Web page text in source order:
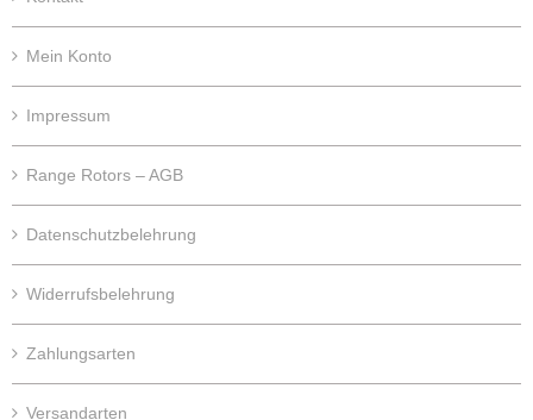
Mein Konto
Impressum
Range Rotors – AGB
Datenschutzbelehrung
Widerrufsbelehrung
Zahlungsarten
Versandarten